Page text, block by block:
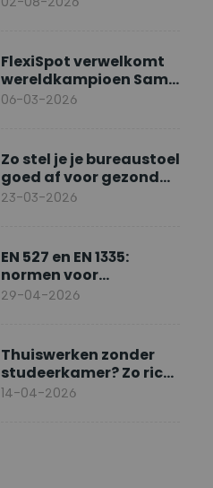
FlexiSpot verwelkomt
wereldkampioen Sami
Khedira als Europese
06-03-2026
Zo stel je je bureaustoel
goed af voor gezond
zitten
23-03-2026
EN 527 en EN 1335:
normen voor
ergonomisch werken
29-04-2026
Thuiswerken zonder
studeerkamer? Zo richt
je slim in
14-04-2026